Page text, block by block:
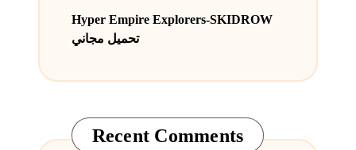
Hyper Empire Explorers-SKIDROW
تحميل مجاني
Recent Comments